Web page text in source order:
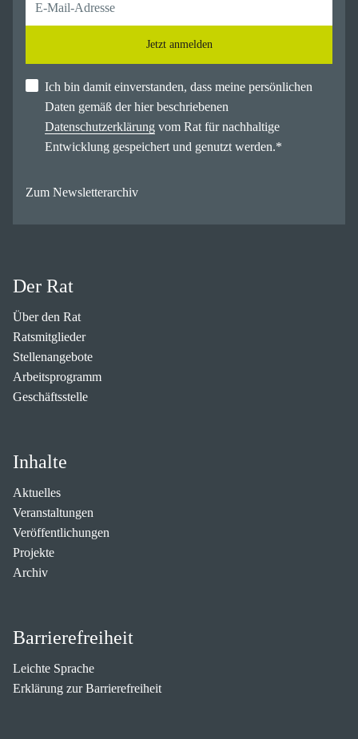
Jetzt anmelden
Ich bin damit einverstanden, dass meine persönlichen
Daten gemäß der hier beschriebenen
Datenschutzerklärung vom Rat für nachhaltige
Entwicklung gespeichert und genutzt werden.*
Zum Newsletterarchiv
Der Rat
Über den Rat
Ratsmitglieder
Stellenangebote
Arbeitsprogramm
Geschäftsstelle
Inhalte
Aktuelles
Veranstaltungen
Veröffentlichungen
Projekte
Archiv
Barrierefreiheit
Leichte Sprache
Erklärung zur Barrierefreiheit